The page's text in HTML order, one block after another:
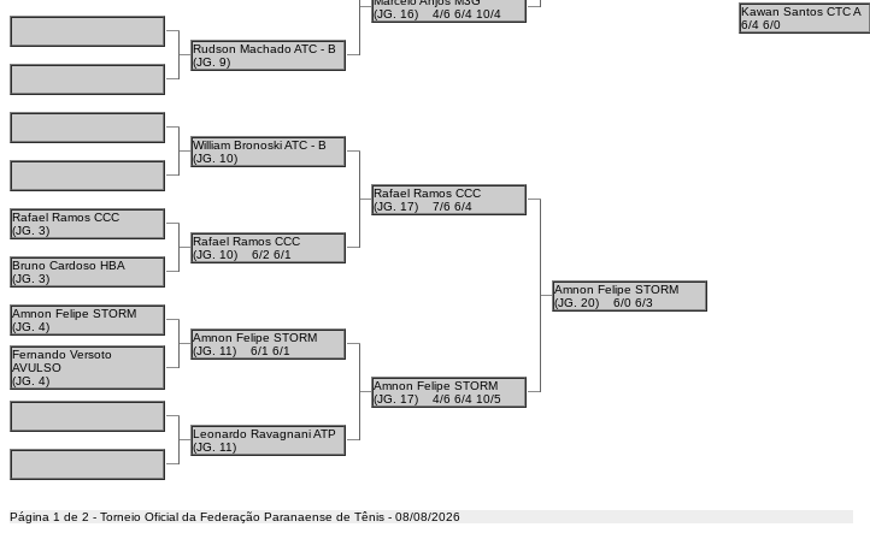
Rafael Ramos CCC
(JG. 3)
Bruno Cardoso HBA
(JG. 3)
Amnon Felipe STORM
(JG. 4)
Fernando Versoto
AVULSO
(JG. 4)
Rudson Machado ATC - B
(JG. 9)
William Bronoski ATC - B
(JG. 10)
Rafael Ramos CCC
(JG. 10) 6/2 6/1
Amnon Felipe STORM
(JG. 11) 6/1 6/1
Leonardo Ravagnani ATP
(JG. 11)
(JG. 16) 4/6 6/4 10/4
Rafael Ramos CCC
(JG. 17) 7/6 6/4
Amnon Felipe STORM
(JG. 17) 4/6 6/4 10/5
Amnon Felipe STORM
(JG. 20) 6/0 6/3
Página 1 de 2 - Torneio Oficial da Federação Paranaense de Tênis - 08/08/2026
Kawan Santos CTC A
6/4 6/0